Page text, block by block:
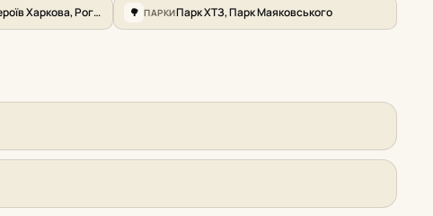
Проспект Героїв Харкова, Роганська, Індустріальний проспект 🌳 ПАРКИПарк ХТЗ, Парк Маяковського